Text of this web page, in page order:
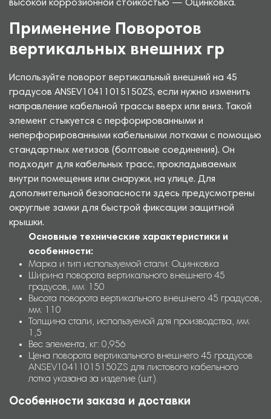
высокой коррозионной стойкостью — Оцинковка.
Применение Поворотов
вертикальных внешних гр
Используйте поворот вертикальный внешний на 45
градусов ANSEV10411015150ZS, если нужно изменить
направление кабельной трассы вверх или вниз. Такой
элемент стыкуется с перфорированными и
неперфорированными кабельными лотками с помощью
стандартных метизов (болтовые соединения). Он
подходит для кабельных трасс, прокладываемых
внутри помещения или снаружи, на улице. Для
дополнительной безопасности здесь предусмотрены
округлые замки для быстрой фиксации защитной
крышки.
Основные технические характеристики и
особенности:
Марка и тип используемой стали: Оцинковка
Ширина поворота вертикального внешнего 45
градусов, мм: 150
Высота поворота вертикального внешнего 45 градусов,
мм: 110
Толщина стали, используемой для производства, мм:
1,5
Вес элемента, кг: 0,956
Цена поворота вертикального внешнего 45 градусов
ANSEV10411015150ZS для листового кабельного
лотка указана за изделие (шт.).
Особенности заказа и доставки